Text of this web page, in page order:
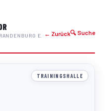
E.
← Zurück🔍 Suche
TRAININGSHALLE